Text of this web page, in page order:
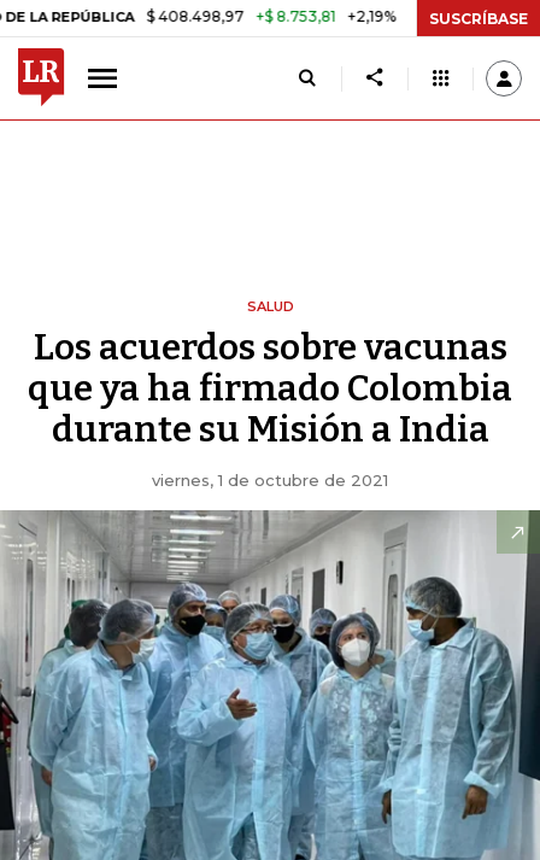
$ 408.498,97 +$ 8.753,81 +2,19% TASA DE USURA CRÉDITO
SUSCRÍBASE
SALUD
Los acuerdos sobre vacunas
que ya ha firmado Colombia
durante su Misión a India
viernes, 1 de octubre de 2021